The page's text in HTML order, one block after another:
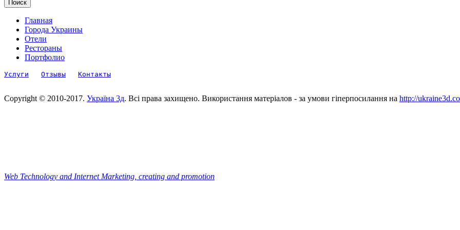
Главная
Города Украины
Отели
Рестораны
Портфолио
Услуги Отзывы Контакты
Copyright © 2010-2017. Україна 3д. Всі права захищено. Використання матеріалов - за умови гіперпосилання на http://
Web Technology and Internet Marketing, сreating and promotion